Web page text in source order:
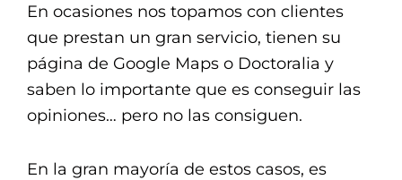
En ocasiones nos topamos con clientes
que prestan un gran servicio, tienen su
página de Google Maps o Doctoralia y
saben lo importante que es conseguir las
opiniones… pero no las consiguen.
En la gran mayoría de estos casos, es